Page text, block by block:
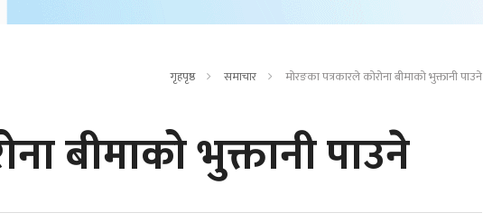
गृहपृष्ठ समाचार मोरङका पत्रकारले कोरोना बीमाको भुक्तानी पाउने
बीमाको भुक्तानी पाउने